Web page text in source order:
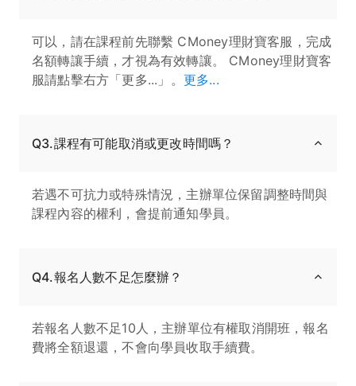
可以，請在課程前先聯繫 CMoney理財寶客服，完成
名額轉讓手續，才視為有效轉讓。 CMoney理財寶客
服請點擊右方「更多...」。 更多...
Q3.課程有可能取消或更改時間嗎？
若遇不可抗力或特殊情況，主辦單位保留調整時間與
課程內容的權利，會提前通知學員。
Q4.報名人數不足怎麼辦？
若報名人數不足10人，主辦單位有權取消開班，報名
費將全額退還，不會向學員收取手續費。